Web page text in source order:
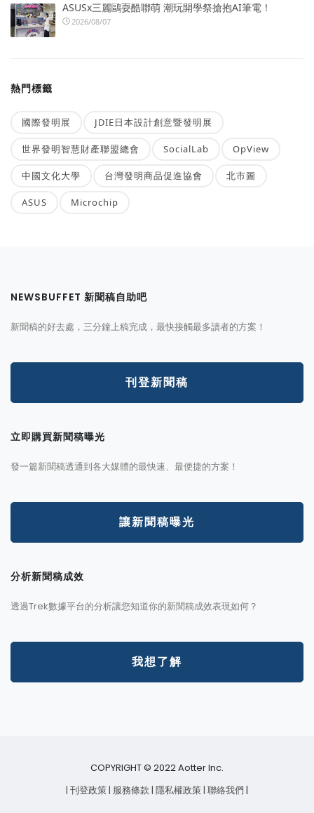
ASUSx三麗鷗耍酷聯萌 潮玩開學祭搶抱AI筆電！
2026/08/07
熱門標籤
國際發明展 JDIE日本設計創意暨發明展
世界發明智慧財產聯盟總會 SocialLab OpView
中國文化大學 台灣發明商品促進協會 北市圖
ASUS Microchip
NEWSBUFFET 新聞稿自助吧
新聞稿的好去處，三分鐘上稿完成，最快接觸最多讀者的方案！
刊登新聞稿
立即購買新聞稿曝光
發一篇新聞稿透通到各大媒體的最快速、最便捷的方案！
讓新聞稿曝光
分析新聞稿成效
透過Trek數據平台的分析讓您知道你的新聞稿成效表現如何？
我想了解
COPYRIGHT © 2022 Aotter Inc.
| 刊登政策| 服務條款 | 隱私權政策| 聯絡我們 |